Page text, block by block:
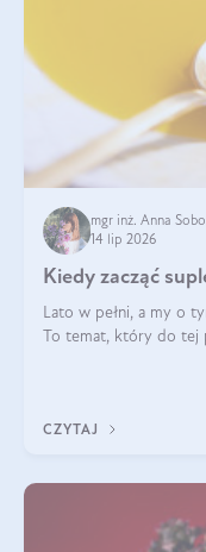
mgr inż. Anna Sobol
14 lip 2026
Kiedy zacząć
Lato w pełni, a my o
To temat, który do tej
CZYTAJ